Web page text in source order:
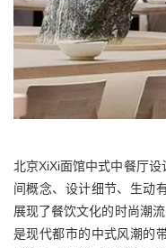
北京XiXi面馆中式中餐厅
间概念、设计细节、生动
展现了餐饮文化的时尚潮
是现代都市的中式风潮的